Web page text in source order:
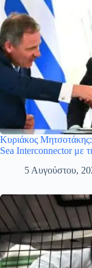
Κυριάκος
Sea Interconnector με
5 Αυγούστου,